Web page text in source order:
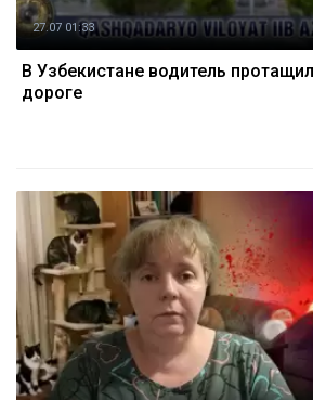
27.07 01:33
В Узбекистане водитель
дороге